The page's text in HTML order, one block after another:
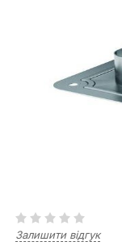
Залишити відгук